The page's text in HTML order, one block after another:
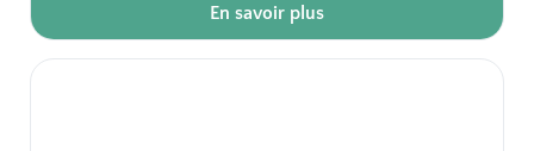
En savoir plus